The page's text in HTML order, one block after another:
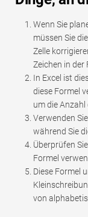
Wenn Sie
müssen Sie
Zelle
Zeichen in der
In Excel ist
diese Formel
um die
Verwenden
während Sie
Überprüfen
Formel
Diese Formel
von